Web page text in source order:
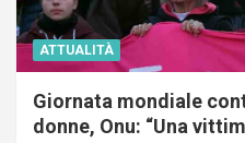
ATTUALITÀ
Giornata mondiale
donne, Onu: “Una